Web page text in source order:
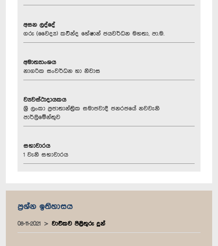
අසන ලද්දේ
ගරු (වෛද්‍ය) කවින්ද හේෂාන් ජයවර්ධන මහතා, පා.ම.
අමාත්‍යාංශය
නාගරික සංවර්ධන හා නිවාස
ව්‍යවස්ථාදායකය
ශ්‍රී ලංකා ප්‍රජාතාන්ත්‍රික සමාජවාදී ජනරජයේ නවවැනි
පාර්ලිමේන්තුව
සභාවාරය
1 වැනි සභාවාරය
ප්‍රශ්න ඉතිහාසය
08-11-2021 වාචිකව පිළිතුරු දුන්